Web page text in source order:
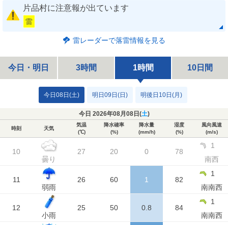
片品村に注意報が出ています
雷
雷レーダーで落雷情報を見る
今日・明日 3時間 1時間 10日間
今日08日(土) 明日09日(日) 明後日10日(月)
今日 2026年08月08日(土)
時刻 天気
気温
(℃)
降水確率
(%)
降水量
(mm/h)
湿度
(%)
風向風速
(m/s)
10
曇り
27 20 0 78
1
南西
11
弱雨
26 60 1 82
1
南南西
12
小雨
25 50 0.8 84
1
南南西